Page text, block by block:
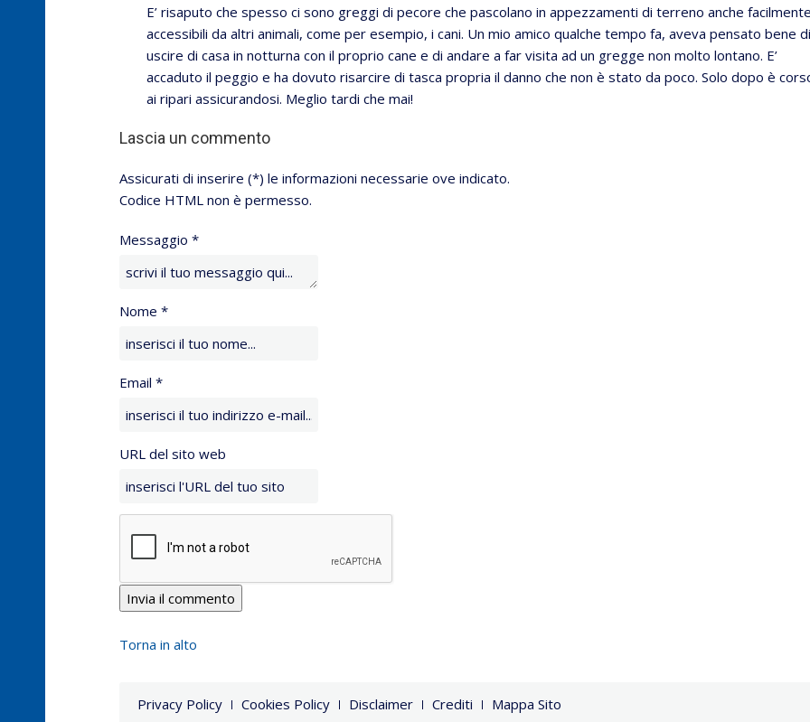
E’ risaputo che spesso ci sono greggi di pecore che pascolano in appezzamenti di terreno anche facilmente
accessibili da altri animali, come per esempio, i cani. Un mio amico qualche tempo fa, aveva pensato bene di
uscire di casa in notturna con il proprio cane e di andare a far visita ad un gregge non molto lontano. E’
accaduto il peggio e ha dovuto risarcire di tasca propria il danno che non è stato da poco. Solo dopo è
ai ripari assicurandosi. Meglio tardi che mai!
Lascia un commento
Assicurati di inserire (*) le informazioni necessarie ove indicato.
Codice HTML non è permesso.
Messaggio *
Nome *
Email *
URL del sito web
Torna in alto
Privacy Policy Cookies Policy Disclaimer Crediti Mappa Sito